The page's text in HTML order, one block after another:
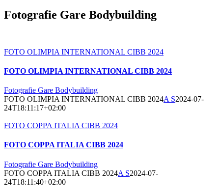
Fotografie Gare Bodybuilding
FOTO OLIMPIA INTERNATIONAL CIBB 2024
FOTO OLIMPIA INTERNATIONAL CIBB 2024
Fotografie Gare Bodybuilding
FOTO OLIMPIA INTERNATIONAL CIBB 2024A S2024-07-
24T18:11:17+02:00
FOTO COPPA ITALIA CIBB 2024
FOTO COPPA ITALIA CIBB 2024
Fotografie Gare Bodybuilding
FOTO COPPA ITALIA CIBB 2024A S2024-07-
24T18:11:40+02:00